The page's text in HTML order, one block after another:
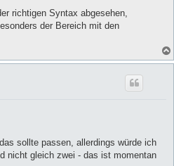
richtigen Syntax abgesehen,
der Bereich mit den
sollte passen, allerdings würde ich
nicht gleich zwei - das ist momentan